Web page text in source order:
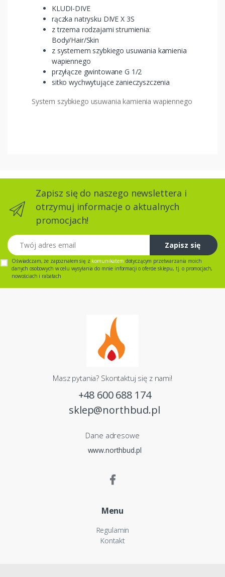
KLUDI-DIVE
rączka natrysku DIVE X 3S
z trzema rodzajami strumienia:
Body/Hair/Skin
z systemem szybkiego usuwania kamienia
wapiennego
przyłącze gwintowane G 1/2
sitko wychwytujące zanieczyszczenia
System szybkiego usuwania kamienia wapiennego
Zapisz się do naszego newslettera i
otrzymuj informacje o aktualnych
promocjach!
Twój adres email
Zapisz się
Oświadczam, że zapoznałem się z komunikatem dotyczącym przetwarzania moich
danych osobowych w celu wysyłania do mnie informacji o ofercie sklepu, tj. o promocjach,
nowościach i rabatach
Masz pytania? Skontaktuj się z nami!
+48 600 688 174
sklep@northbud.pl
Dane adresowe
www.northbud.pl
Menu
Regulamin
Kontakt